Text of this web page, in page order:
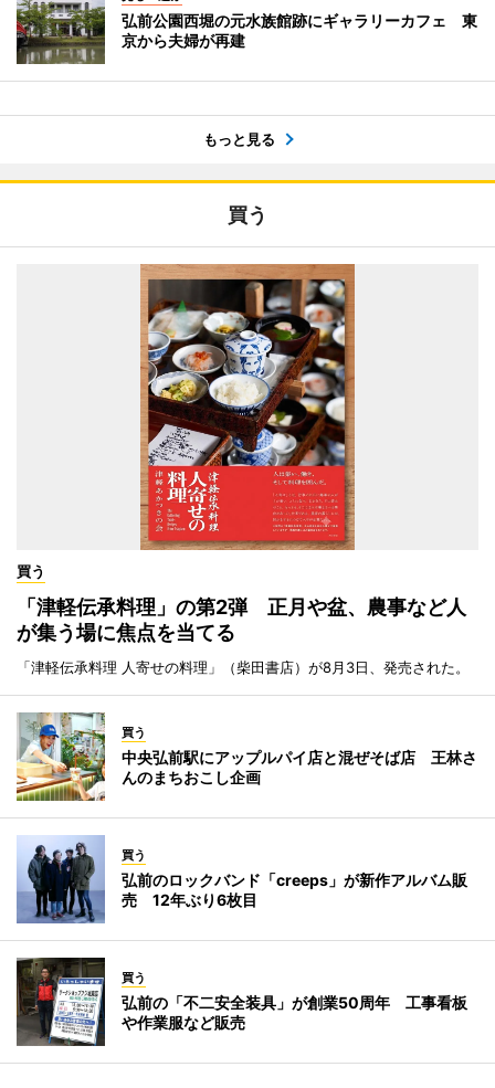
弘前公園西堀の元水族館跡にギャラリーカフェ 東
京から夫婦が再建
もっと見る
買う
買う
「津軽伝承料理」の第2弾 正月や盆、農事など人
が集う場に焦点を当てる
「津軽伝承料理 人寄せの料理」（柴田書店）が8月3日、発売された。
買う
中央弘前駅にアップルパイ店と混ぜそば店 王林さ
んのまちおこし企画
買う
弘前のロックバンド「creeps」が新作アルバム販
売 12年ぶり6枚目
買う
弘前の「不二安全装具」が創業50周年 工事看板
や作業服など販売